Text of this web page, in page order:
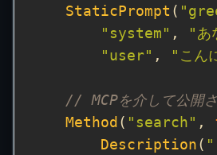
StaticPrompt (
"system" ,
"あ
"user" , "こん
// MCPを介して公開
Method ( "search" ,
Description ( "